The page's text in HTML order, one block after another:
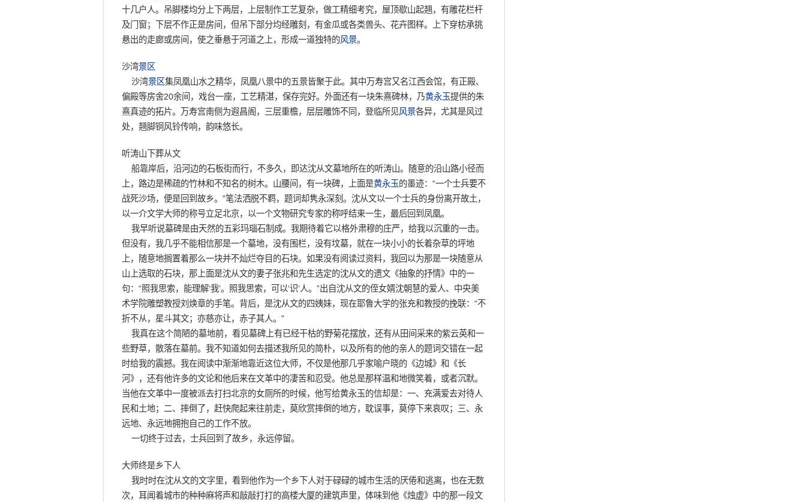
十几户人。吊脚楼均分上下两层，上层制作工艺复杂，做工精细考究，屋顶歇山起翘，有雕花栏杆
及门窗；下层不作正是房间，但吊下部分均经雕刻，有金瓜或各类兽头、花卉图样。上下穿枋承挑
悬出的走廊或房间，使之垂悬于河道之上，形成一道独特的风景。
沙湾景区
沙湾景区集凤凰山水之精华，凤凰八景中的五景皆聚于此。其中万寿宫又名江西会馆，有正殿、
偏殿等房舍20余间，戏台一座，工艺精湛，保存完好。外面还有一块朱熹碑林，乃黄永玉提供的朱
熹真迹的拓片。万寿宫南侧为遐昌阁，三层重檐，层层雕饰不同，登临所见风景各异，尤其是风过
处，翘脚铜风铃传响，韵味悠长。
听涛山下葬从文
船靠岸后，沿河边的石板街而行，不多久，即达沈从文墓地所在的听涛山。随意的沿山路小径而
上，路边是稀疏的竹林和不知名的树木。山腰间，有一块碑，上面是黄永玉的墨迹：“一个士兵要不
战死沙场，便是回到故乡。”笔法洒脱不羁，题词却隽永深刻。沈从文以一个士兵的身份离开故土，
以一介文学大师的称号立足北京，以一个文物研究专家的称呼结束一生，最后回到凤凰。
我早听说墓碑是由天然的五彩玛瑙石制成。我期待着它以格外肃穆的庄严，给我以沉重的一击。
但没有，我几乎不能相信那是一个墓地，没有围栏，没有坟墓，就在一块小小的长着杂草的坪地
上，随意地搁置着那么一块并不灿烂夺目的石块。如果没有阅读过资料，我回以为那是一块随意从
山上选取的石块，那上面是沈从文的妻子张兆和先生选定的沈从文的遗文《抽象的抒情》中的一
句：“照我思索，能理解‘我’。照我思索，可以‘识’人。”出自沈从文的侄女婿沈朝慧的爱人、中央美
术学院雕塑教授刘焕章的手笔。背后，是沈从文的四姨妹，现在耶鲁大学的张充和教授的挽联：“不
折不从，星斗其文；亦慈亦让，赤子其人。”
我真在这个简陋的墓地前，看见墓碑上有已经干枯的野菊花摆放，还有从田间采来的紫云英和一
些野草，散落在墓前。我不知道如何去描述我所见的简朴，以及所有的他的亲人的题词交错在一起
时给我的震撼。我在阅读中渐渐地靠近这位大师，不仅是他那几乎家喻户晓的《边城》和《长
河》，还有他许多的文论和他后来在文革中的凄苦和忍受。他总是那样温和地微笑着，或者沉默。
当他在文革中一度被派去打扫北京的女厕所的时候，他写给黄永玉的信却是：一、充满爱去对待人
民和土地；二、摔倒了，赶快爬起来往前走，莫欣赏摔倒的地方，耽误事，莫停下来哀叹；三、永
远地、永远地拥抱自己的工作不放。
一切终于过去，士兵回到了故乡，永远停留。
大师终是乡下人
我时时在沈从文的文字里，看到他作为一个乡下人对于碌碌的城市生活的厌倦和逃离，也在无数
次，耳闻着城市的种种麻将声和敲敲打打的高楼大厦的建筑声里，体味到他《烛虚》中的那一段文